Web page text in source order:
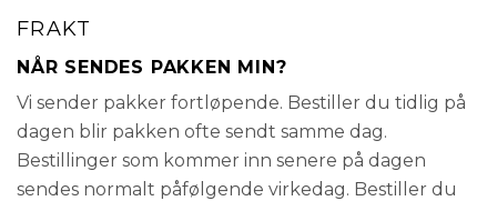
FRAKT
NÅR SENDES PAKKEN MIN?
Vi sender pakker fortløpende. Bestiller du tidlig på
dagen blir pakken ofte sendt samme dag.
Bestillinger som kommer inn senere på dagen
sendes normalt påfølgende virkedag. Bestiller du